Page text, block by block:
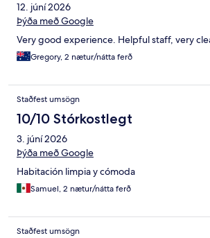
12. júní 2026
Þýða með Google
Very good experience. Helpful staff, very
Gregory, 2 nætur/nátta ferð
Staðfest umsögn
10/10 Stórkostlegt
3. júní 2026
Þýða með Google
Habitación limpia y cómoda
Samuel, 2 nætur/nátta ferð
Staðfest umsögn